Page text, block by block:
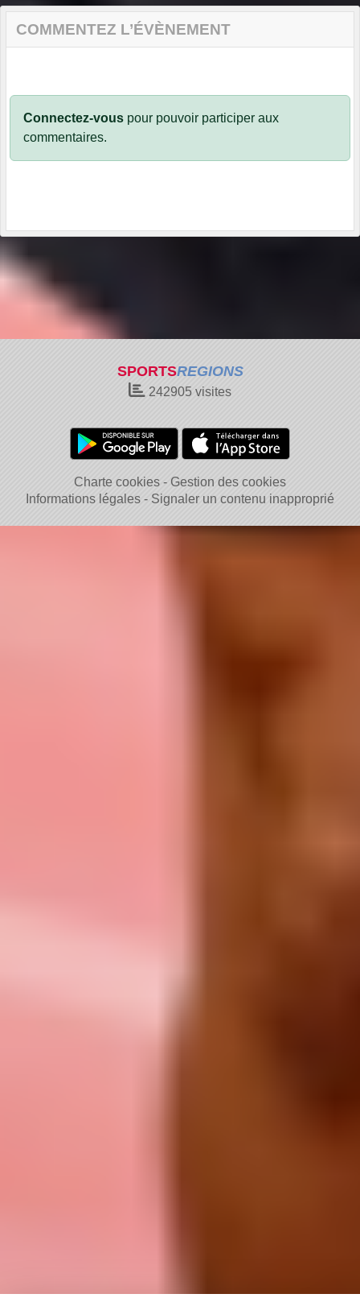
COMMENTEZ L’ÉVÈNEMENT
Connectez-vous pour pouvoir participer aux
commentaires.
SPORTSREGIONS
242905 visites
Charte cookies
Gestion des cookies
Informations légales
Signaler un contenu inapproprié